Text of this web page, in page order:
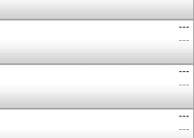
---
---
---
---
---
---